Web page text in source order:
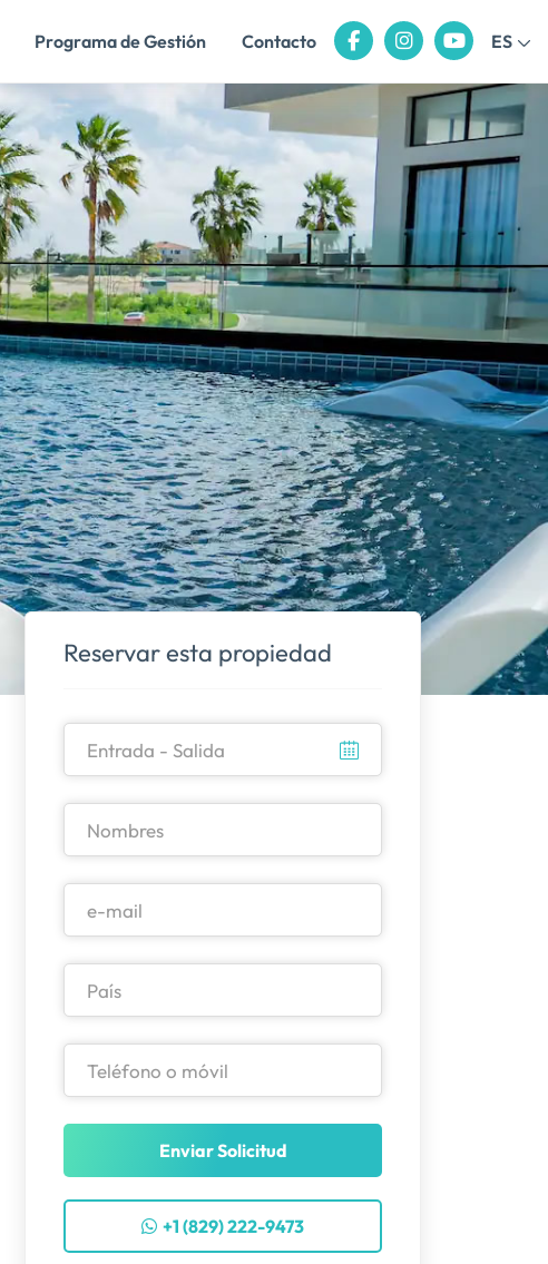
Programa de Gestión Contacto ES
Reservar esta propiedad
Enviar Solicitud
+1 (829) 222-9473